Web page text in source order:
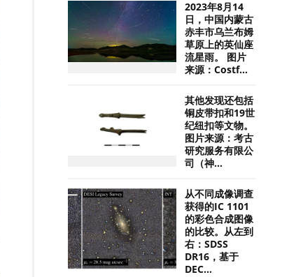
2023年8月14
日，中国内蒙古
赤丰市乌兰布姆
草原上的英仙座
流星雨。 图片
来源：Costf...
其他发现还包括
铜皮带扣和19世
纪纽扣等文物。
图片来源：考古
研究服务有限公
司（神...
从不同成像调查
获得的IC 1101
的彩色合成图像
的比较。从左到
右：SDSS
DR16，基于
DEC...